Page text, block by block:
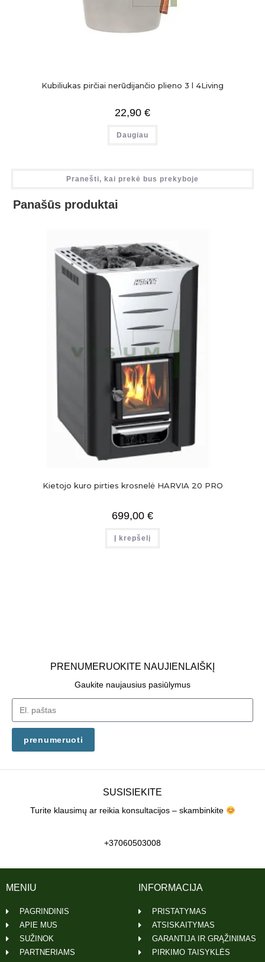
Kubiliukas pirčiai nerūdijančio plieno 3 l 4Living
22,90 €
Daugiau
Pranešti, kai prekė bus prekyboje
Panašūs produktai
Kietojo kuro pirties krosnelė HARVIA 20 PRO
699,00 €
Į krepšelį
PRENUMERUOKITE NAUJIENLAIŠKĮ
Gaukite naujausius pasiūlymus
prenumeruoti
SUSISIEKITE
Turite klausimų ar reikia konsultacijos – skambinkite
+37060503008
INFORMACIJA
PRISTATYMAS
ATSISKAITYMAS
GARANTIJA IR GRĄŽINIMAS
PIRKIMO TAISYKLĖS
MENIU
PAGRINDINIS
APIE MUS
SUŽINOK
PARTNERIAMS